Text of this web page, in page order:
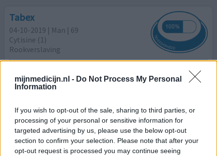
mijnmedicijn.nl - Do Not Process My Personal
Information
If you wish to opt-out of the sale, sharing to third parties, or
processing of your personal or sensitive information for
targeted advertising by us, please use the below opt-out
section to confirm your selection. Please note that after your
opt-out request is processed you may continue seeing
Tabex
04-10-2019 | Man | 69
Cytisine (1)
Rookverslaving
Hoeveelheid bijwerkingen
Ben nu al 7 maanden gestopt met behulp van tabex, ben
super tevreden.
geef mening 0 reacties